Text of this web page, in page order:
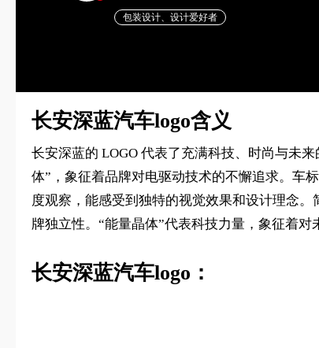
包装设计、设计爱好者
长安深蓝汽车logo含义
长安深蓝的 LOGO 代表了充满科技、时尚与未
体”，象征着品牌对电驱动技术的不懈追求。车
度观察，能感受到独特的视觉效果和设计理念
牌独立性。“能量晶体”代表科技力量，象征着
长安深蓝汽车logo：